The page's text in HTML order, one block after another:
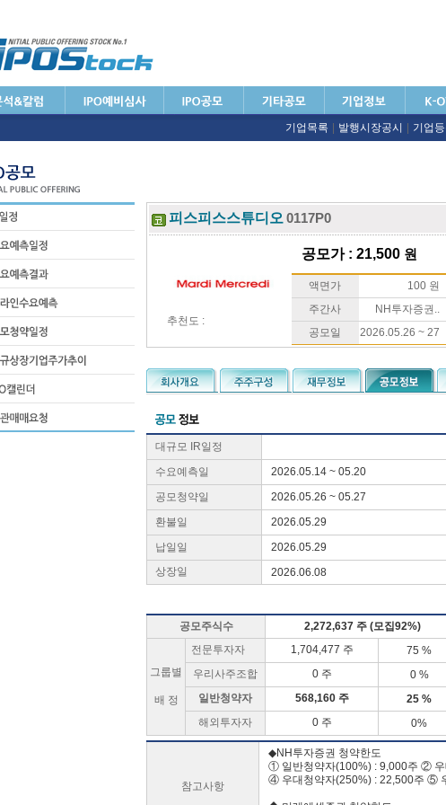
기업목록 발행시장공시 기업
피스피스스튜디오 0117P0
추천도 :
공모가 : 21,500원
액면가 100 원
주간사
NH투자증권..
공모일
2026.05.26 ~ 27
대규모 IR일정
수요예측일
2026.05.14 ~ 05.20
공모청약일
2026.05.26 ~ 05.27
환불일
2026.05.29
납일일
2026.05.29
상장일
2026.06.08
공모주식수 2,272,637 주 (모집92%)
그룹별
배 정
전문투자자 1,704,477 주
75 %
우리사주조합
0 주
0 %
일반청약자
568,160 주
25 %
해외투자자
0 주 0%
참고사항
◆NH투자증권 청약한도
① 일반청약자(100%) : 9,000주 ②
④ 우대청약자(250%) : 22,500주 ⑤